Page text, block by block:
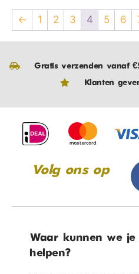
← 1 2 3 4 5 6
Gratis verzenden vanaf
Klanten
Volg ons op
Waar kunnen we je
helpen?